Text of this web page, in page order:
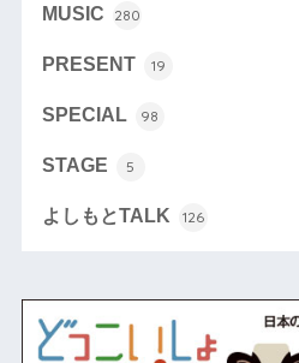
MUSIC 280
PRESENT 19
SPECIAL 98
STAGE 5
よしもとTALK 126